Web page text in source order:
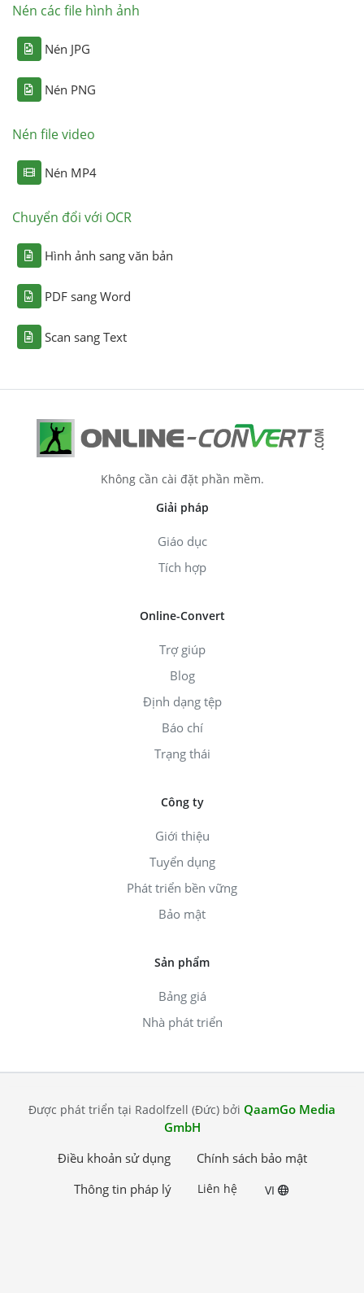
Nén các file hình ảnh
Nén JPG
Nén PNG
Nén file video
Nén MP4
Chuyển đổi với OCR
Hình ảnh sang văn bản
PDF sang Word
Scan sang Text
Không cần cài đặt phần mềm.
Giải pháp
Giáo dục
Tích hợp
Online-Convert
Trợ giúp
Blog
Định dạng tệp
Báo chí
Trạng thái
Công ty
Giới thiệu
Tuyển dụng
Phát triển bền vững
Bảo mật
Sản phẩm
Bảng giá
Nhà phát triển
Được phát triển tại Radolfzell (Đức) bởi QaamGo Media
GmbH
Điều khoản sử dụng
Chính sách bảo mật
Thông tin pháp lý
Liên hệ VI